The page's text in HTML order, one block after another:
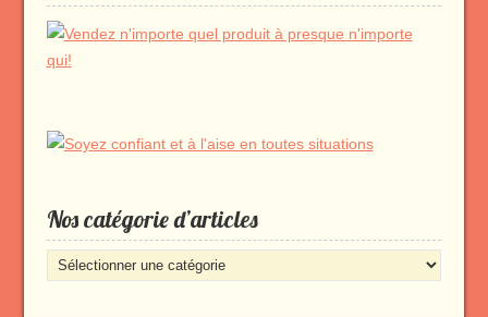
Nos catégorie d’articles
Nos
catégorie